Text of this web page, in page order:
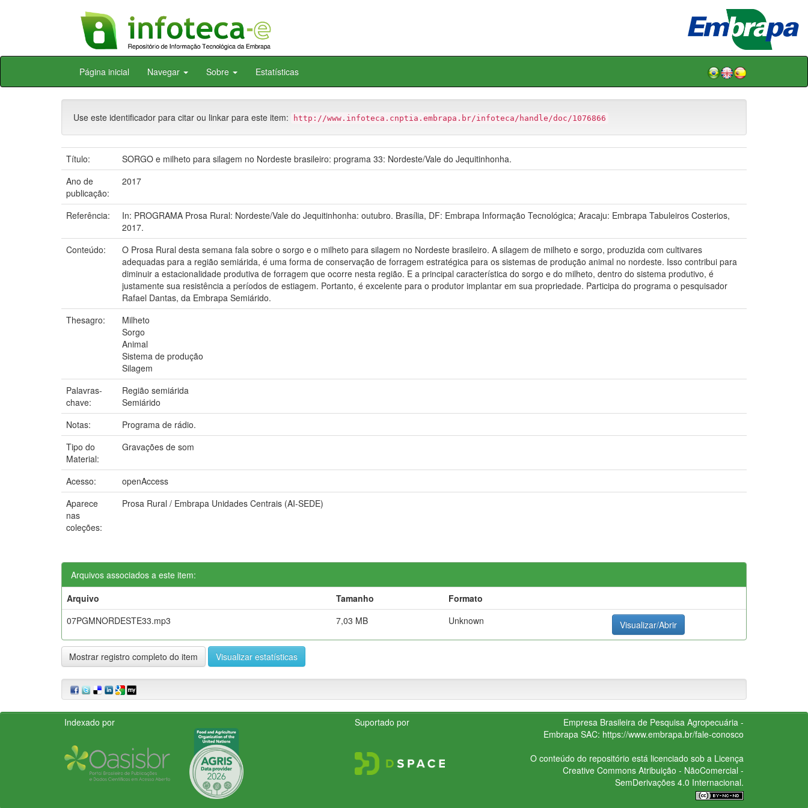
Skip
Página inicial Navegar Sobre Estatísticas
Use este identificador para citar ou linkar para este item: http://www.infoteca.cnptia.embrapa.br/infoteca/handle/doc/1076866
Título:
SORGO e milheto para silagem no Nordeste brasileiro: programa 33: Nordeste/Vale do Jequitinhonha.
Ano de
publicação:
2017
Referência:
In: PROGRAMA Prosa Rural: Nordeste/Vale do Jequitinhonha: outubro. Brasília, DF: Embrapa Informação Tecnológica; Aracaju: Embrapa Tabuleiros Costerios,
2017.
Conteúdo:
O Prosa Rural desta semana fala sobre o sorgo e o milheto para silagem no Nordeste brasileiro. A silagem de milheto e sorgo, produzida com cultivares
adequadas para a região semiárida, é uma forma de conservação de forragem estratégica para os sistemas de produção animal no nordeste. Isso contribui para
diminuir a estacionalidade produtiva de forragem que ocorre nesta região. E a principal característica do sorgo e do milheto, dentro do sistema produtivo, é
justamente sua resistência a períodos de estiagem. Portanto, é excelente para o produtor implantar em sua propriedade. Participa do programa o pesquisador
Rafael Dantas, da Embrapa Semiárido.
Thesagro:
Milheto
Sorgo
Animal
Sistema de produção
Silagem
Palavras-
chave:
Região semiárida
Semiárido
Notas:
Programa de rádio.
Tipo do
Material:
Gravações de som
Acesso:
openAccess
Aparece
nas
coleções:
Prosa Rural / Embrapa Unidades Centrais (AI-SEDE)
Arquivos associados a este item:
Arquivo
Tamanho
Formato
07PGMNORDESTE33.mp3
7,03 MB Unknown Visualizar/Abrir
Mostrar registro completo do item Visualizar estatísticas
Indexado por Suportado por
Empresa Brasileira de Pesquisa Agropecuária -
Embrapa SAC: https://www.embrapa.br/fale-conosco
O conteúdo do repositório está licenciado sob a Licença
Creative CommonsAtribuição - NãoComercial -
SemDerivações 4.0 Internacional.